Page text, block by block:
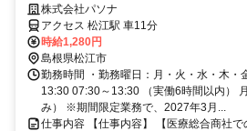
です株式会社パソナ
アクセス 松江駅 車11分
時給1,280円
島根県松江市
勤務時間 ・勤務曜日：月・火・水・木・
13:30 07:30～13:30 （実働6時間以内）
み） ※期間限定業務で、2027年3月...
仕事内容 【仕事内容】 【医療総合商社で